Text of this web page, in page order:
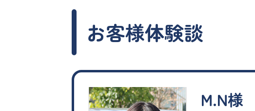
お客様体験談
M.N様